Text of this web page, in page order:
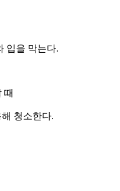
입을 막는다.
때
청소한다.